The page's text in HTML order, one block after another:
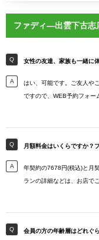
ファディ―出雲下古志
女性の友達、家族も一緒に
はい、可能です。ご友人や
ですので、WEB予約フォー
月額料金はいくらですか？
年契約の7678円(税込)と月
ランの詳細などは、お店で
会員の方の年齢層はどれぐ